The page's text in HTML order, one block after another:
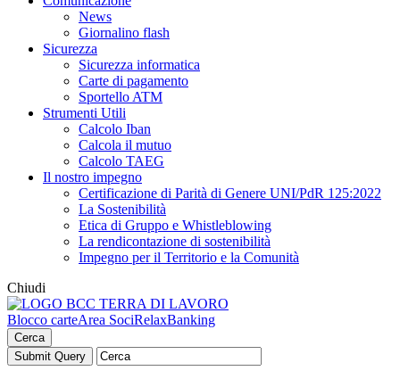
News
Giornalino flash
Sicurezza
Sicurezza informatica
Carte di pagamento
Sportello ATM
Strumenti Utili
Calcolo Iban
Calcola il mutuo
Calcolo TAEG
Il nostro impegno
Certificazione di Parità di Genere UNI/PdR 125:2022
La Sostenibilità
Etica di Gruppo e Whistleblowing
La rendicontazione di sostenibilità
Impegno per il Territorio e la Comunità
Chiudi
Blocco carteArea SociRelaxBanking
Cerca